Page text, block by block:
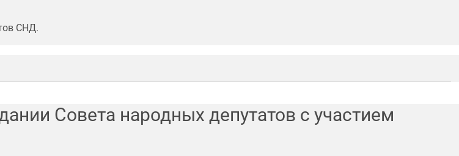
СНД.
Совета народных депутатов с участием